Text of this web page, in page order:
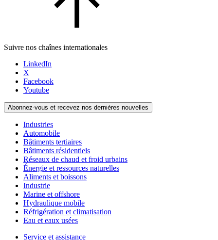
Suivre nos chaînes internationales
LinkedIn
X
Facebook
Youtube
Abonnez-vous et recevez nos dernières nouvelles
Industries
Automobile
Bâtiments tertiaires
Bâtiments résidentiels
Réseaux de chaud et froid urbains
Énergie et ressources naturelles
Aliments et boissons
Industrie
Marine et offshore
Hydraulique mobile
Réfrigération et climatisation
Eau et eaux usées
Service et assistance